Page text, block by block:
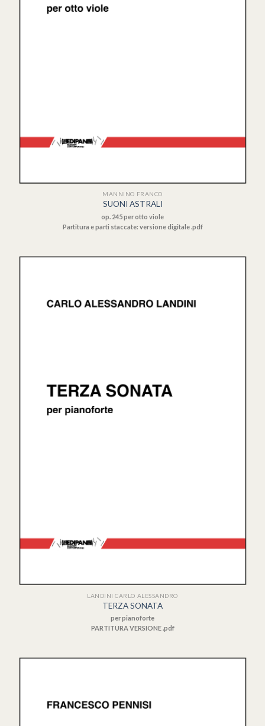
MANNINO FRANCO
SUONI ASTRALI
op. 245 per otto viole
Partitura e parti staccate: versione digitale .pdf
LANDINI CARLO ALESSANDRO
TERZA SONATA
per pianoforte
PARTITURA VERSIONE .pdf